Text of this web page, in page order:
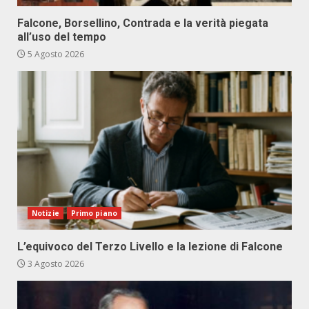
Falcone, Borsellino, Contrada e la verità piegata
all’uso del tempo
5 Agosto 2026
Notizie Primo piano
L’equivoco del Terzo Livello e la lezione di Falcone
3 Agosto 2026